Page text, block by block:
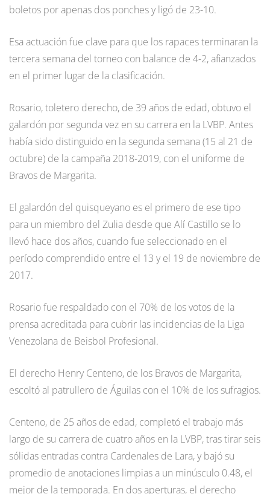
boletos por apenas dos ponches y ligó de 23-10.
Esa actuación fue clave para que los rapaces terminaran la
tercera semana del torneo con balance de 4-2, afianzados
en el primer lugar de la clasificación.
Rosario, toletero derecho, de 39 años de edad, obtuvo el
galardón por segunda vez en su carrera en la LVBP. Antes
había sido distinguido en la segunda semana (15 al 21 de
octubre) de la campaña 2018-2019, con el uniforme de
Bravos de Margarita.
El galardón del quisqueyano es el primero de ese tipo
para un miembro del Zulia desde que Alí Castillo se lo
llevó hace dos años, cuando fue seleccionado en el
período comprendido entre el 13 y el 19 de noviembre de
2017.
Rosario fue respaldado con el 70% de los votos de la
prensa acreditada para cubrir las incidencias de la Liga
Venezolana de Beisbol Profesional.
El derecho Henry Centeno, de los Bravos de Margarita,
escoltó al patrullero de Águilas con el 10% de los sufragios.
Centeno, de 25 años de edad, completó el trabajo más
largo de su carrera de cuatro años en la LVBP, tras tirar seis
sólidas entradas contra Cardenales de Lara, y bajó su
promedio de anotaciones limpias a un minúsculo 0.48, el
mejor de la temporada. En dos aperturas, el derecho